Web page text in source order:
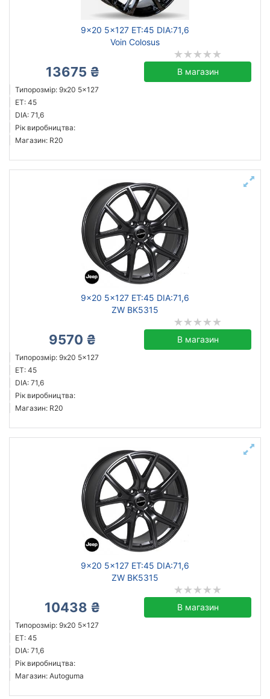
9x20 5x127 ET:45 DIA:71,6
Voin Colosus
13675 ₴ В магазин
Типорозмір: 9x20 5x127
ET: 45
DIA: 71,6
Рік виробництва:
Магазин: R20
9x20 5x127 ET:45 DIA:71,6
ZW BK5315
9570 ₴ В магазин
Типорозмір: 9x20 5x127
ET: 45
DIA: 71,6
Рік виробництва:
Магазин: R20
9x20 5x127 ET:45 DIA:71,6
ZW BK5315
10438 ₴ В магазин
Типорозмір: 9x20 5x127
ET: 45
DIA: 71,6
Рік виробництва:
Магазин: Autoguma